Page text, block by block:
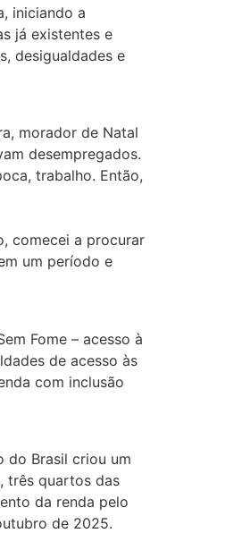
iniciando a
já existentes e
desigualdades e
morador de Natal
desempregados.
trabalho. Então,
comecei a procurar
um período e
Fome – acesso à
de acesso às
com inclusão
do Brasil criou um
três quartos das
da renda pelo
de 2025.